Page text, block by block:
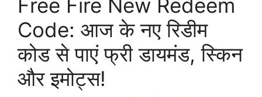
Free Fire New Redeem
Code: आज के नए रिडीम
कोड से पाएं फ्री डायमंड, स्किन
और इमोट्स!